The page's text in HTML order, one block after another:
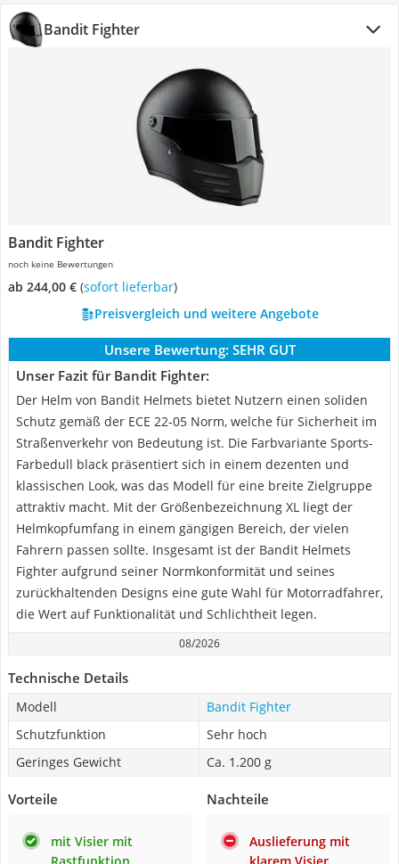
Bandit Fighter
Bandit Fighter
noch keine Bewertungen
ab 244,00 € ( Sofort lieferbar)
Preisvergleich und weitere Angebote
Unsere Bewertung: SEHR GUT
Unser Fazit für Bandit Fighter:
Der Helm von Bandit Helmets bietet Nutzern einen soliden
Schutz gemäß der ECE 22-05 Norm, welche für Sicherheit im
Straßenverkehr von Bedeutung ist. Die Farbvariante Sports-
Farbedull black präsentiert sich in einem dezenten und
klassischen Look, was das Modell für eine breite Zielgruppe
attraktiv macht. Mit der Größenbezeichnung XL liegt der
Helmkopfumfang in einem gängigen Bereich, der vielen
Fahrern passen sollte. Insgesamt ist der Bandit Helmets
Fighter aufgrund seiner Normkonformität und seines
zurückhaltenden Designs eine gute Wahl für Motorradfahrer,
die Wert auf Funktionalität und Schlichtheit legen.
08/2026
Technische Details
Modell
Bandit Fighter
Schutzfunktion
Sehr hoch
Geringes Gewicht
Ca. 1.200 g
Vorteile
mit Visier mit
Nachteile
Auslieferung mit